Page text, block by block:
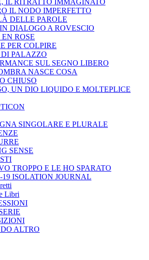
IL RITRATTO IMMAGINATO
IL NODO IMPERFETTO
DELLE PAROLE
DIALOGO A ROVESCIO
ROSE
PER COLPIRE
PALAZZO
SUL SEGNO LIBERO
NASCE COSA
CHIUSO
UN DIO LIQUIDO E MOLTEPLICE
SINGOLARE E PLURALE
SENSE
TROPPO E LE HO SPARATO
ISOLATION JOURNAL
Libri
ALTRO